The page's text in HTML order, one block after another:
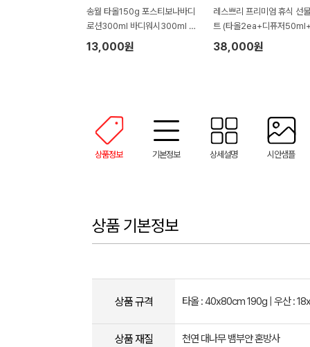
송월 타올150g 포스티보나바디
로션300ml 바디워시300ml 물
티슈100매(4종)
13,000원
레스쁘리 프리미엄 휴식 선
트 (타올2ea+디퓨저
렌저290ml+로션300ml)
38,000원
상품정보 기본정보 상세설명 시안샘플
상품 기본정보
상품 규격 타올 : 40x80cm 190g | 우산 :
상품 재질 천연 대나무 뱀부얀 혼방사